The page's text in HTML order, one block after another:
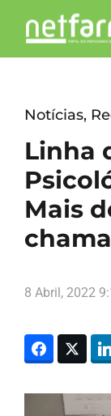
Notícias,
Linha
Mais
8 Abril, 2022